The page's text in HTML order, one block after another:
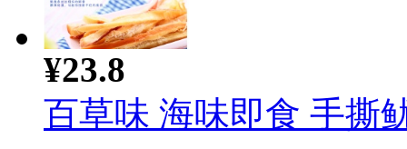
¥23.8
百草味 海味即食 手撕